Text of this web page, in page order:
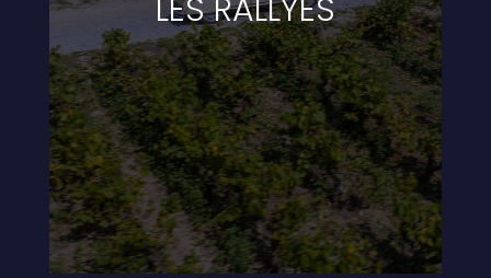
LES RALLYES